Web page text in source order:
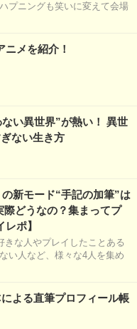
プニングも笑いに変えて会場
ニメを紹介！
い異世界”が熱い！ 異世
ない生き方
新モード“手記の加筆”は
どうなの？集まってプ
ポ】
きな人やプレイしたことある
い人など、様々な4人を集め
よる直筆プロフィール帳